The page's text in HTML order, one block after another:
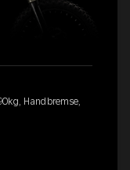
Handbremse,